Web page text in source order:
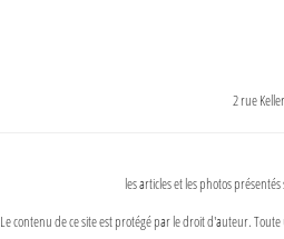
2 rue
les articles et les photos
Le contenu de ce site est protégé par le droit d'auteur.